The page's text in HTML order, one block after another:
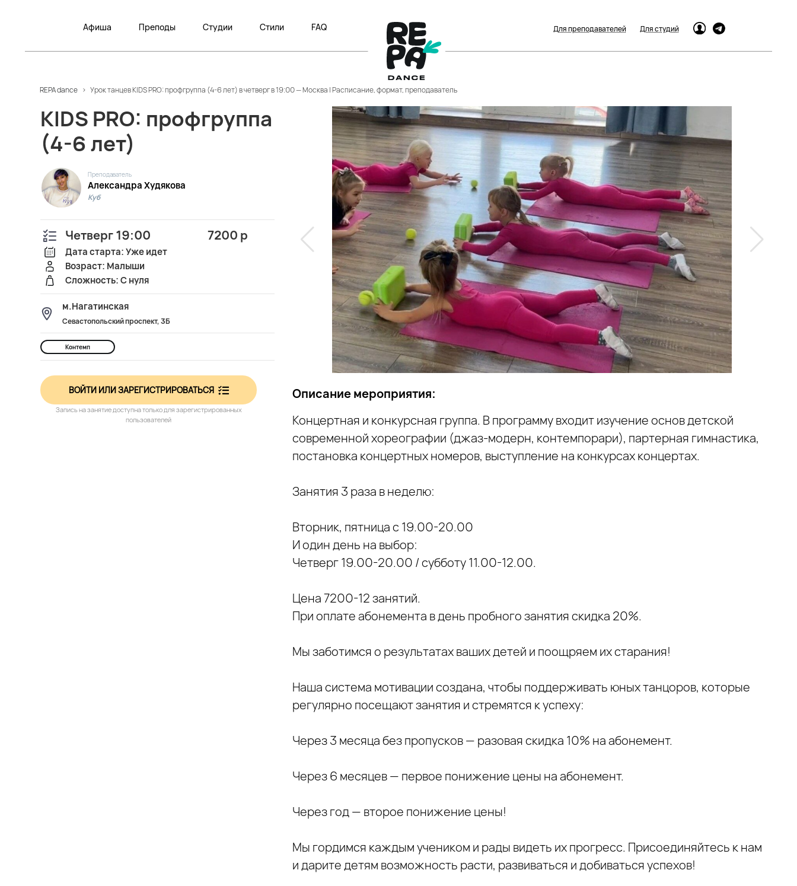
Афиша Преподы Студии Стили FAQ Для преподавателей Для студий
REPA dance > Урок танцев KIDS PRO: профгруппа (4-6 лет) в четверг в 19:00 — Москва | Расписание, формат, преподаватель
KIDS PRO: профгруппа
(4-6 лет)
Преподаватель
Александра Худякова
Куб
Четверг 19:00 7200 р
Дата старта: Уже идет
Возраст: Малыши
Сложность: С нуля
м.Нагатинская
Севастопольский проспект, 3Б
Контемп
ВОЙТИ ИЛИ ЗАРЕГИСТРИРОВАТЬСЯ
Запись на занятие доступна только для зарегистрированных
пользователей
Описание мероприятия:
Концертная и конкурсная группа. В программу входит изучение основ детской
современной хореографии (джаз-модерн, контемпорари), партерная гимнастика,
постановка концертных номеров, выступление на конкурсах концертах.
Занятия 3 раза в неделю:
Вторник, пятница с 19.00-20.00
И один день на выбор:
Четверг 19.00-20.00 / субботу 11.00-12.00.
Цена 7200-12 занятий.
При оплате абонемента в день пробного занятия скидка 20%.
Мы заботимся о результатах ваших детей и поощряем их старания!
Наша система мотивации создана, чтобы поддерживать юных танцоров, которые
регулярно посещают занятия и стремятся к успеху:
Через 3 месяца без пропусков — разовая скидка 10% на абонемент.
Через 6 месяцев — первое понижение цены на абонемент.
Через год — второе понижение цены!
Мы гордимся каждым учеником и рады видеть их прогресс. Присоединяйтесь к нам
и дарите детям возможность расти, развиваться и добиваться успехов!